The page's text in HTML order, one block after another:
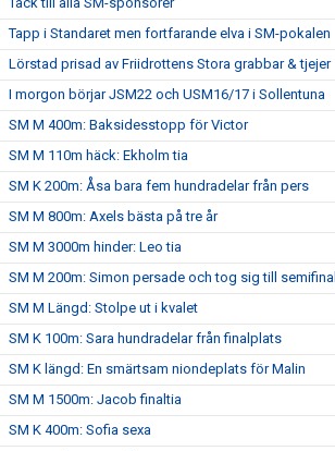
Tapp i Standaret men fortfarande elva i SM-pokalen
Lörstad prisad av Friidrottens Stora grabbar & tjejer
I morgon börjar JSM22 och USM16/17 i Sollentuna
SM M 400m: Baksidesstopp för Victor
SM M 110m häck: Ekholm tia
SM K 200m: Åsa bara fem hundradelar från pers
SM M 800m: Axels bästa på tre år
SM M 3000m hinder: Leo tia
SM M 200m: Simon persade och tog sig till semifinal
SM M Längd: Stolpe ut i kvalet
SM K 100m: Sara hundradelar från finalplats
SM K längd: En smärtsam niondeplats för Malin
SM M 1500m: Jacob finaltia
SM K 400m: Sofia sexa